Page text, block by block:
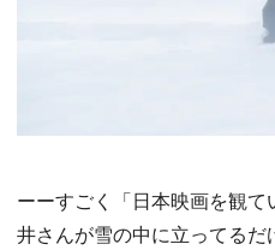
ーーすごく「日本映画を観
井さんが雪の中に立ってる